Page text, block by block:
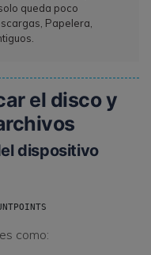
queda poco
Papelera,
el disco y
dispositivo
como: